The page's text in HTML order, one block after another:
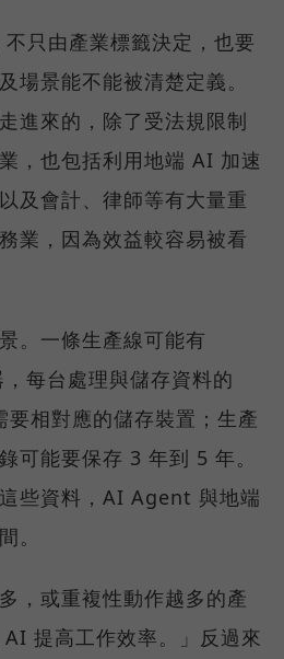
只由產業標籤決定，也要
場景能不能被清楚定義。
進來的，除了受法規限制
，也包括利用地端 AI 加速
及會計、律師等有大量重
業，因為效益較容易被看
。一條生產線可能有
每台處理與儲存資料的
相對應的儲存裝置；生產
可能要保存 3 年到 5 年。
些資料，AI Agent 與地端
。
，或重複性動作越多的產
提高工作效率。」反過來